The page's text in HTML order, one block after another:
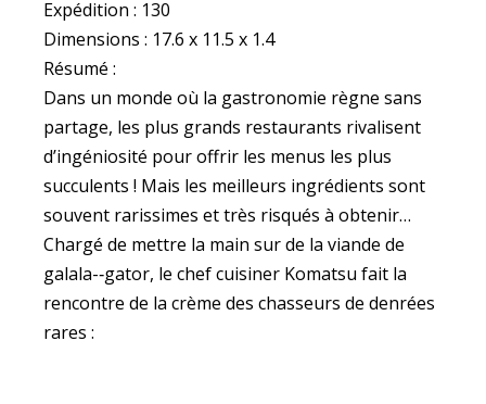
Expédition : 130
Dimensions : 17.6 x 11.5 x 1.4
Résumé :
Dans un monde où la gastronomie règne sans
partage, les plus grands restaurants rivalisent
d’ingéniosité pour offrir les menus les plus
succulents ! Mais les meilleurs ingrédients sont
souvent rarissimes et très risqués à obtenir…
Chargé de mettre la main sur de la viande de
galala-­‐gator, le chef cuisiner Komatsu fait la
rencontre de la crème des chasseurs de denrées
rares :